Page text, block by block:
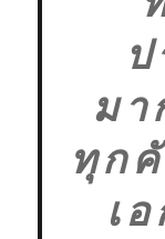
มา
ทุก
เ